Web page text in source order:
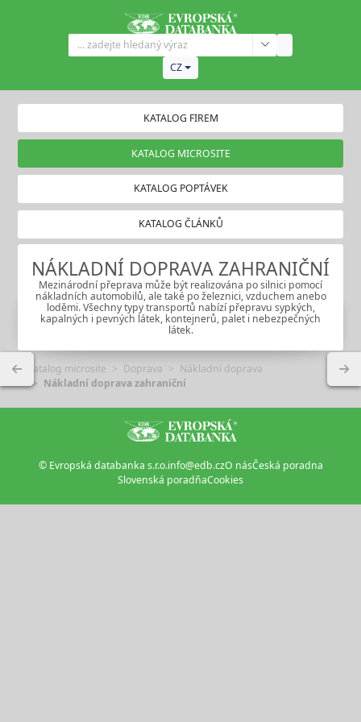
CZ
KATALOG FIREM
KATALOG MICROSITE
KATALOG POPTÁVEK
KATALOG ČLÁNKŮ
NÁKLADNÍ DOPRAVA ZAHRANIČNÍ
Mezinárodní přeprava může být realizována po silnici pomocí
nákladních automobilů, ale také po železnici, vzduchem anebo
loděmi. Všechny typy transportů nabízí přepravu sypkých,
kapalných i pevných látek, kontejnerů, palet i nebezpečných
látek.
Katalog microsite Doprava
Nákladní doprava
Nákladní doprava zahraniční
© Evropská databanka s.r.o.info@edb.czO násČeská poradna
Slovenská poradňaCookies